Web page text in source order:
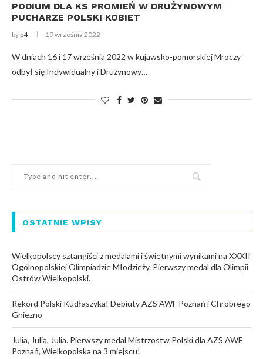
PODIUM DLA KS PROMIEŃ W DRUŻYNOWYM
PUCHARZE POLSKI KOBIET
byp4 19 września 2022
W dniach 16 i 17 września 2022 w kujawsko-pomorskiej Mroczy
odbył się Indywidualny i Drużynowy…
OSTATNIE WPISY
Wielkopolscy sztangiści z medalami i świetnymi wynikami na XXXII
Ogólnopolskiej Olimpiadzie Młodzieży. Pierwszy medal dla Olimpii
Ostrów Wielkopolski.
Rekord Polski Kudłaszyka! Debiuty AZS AWF Poznań i Chrobrego
Gniezno
Julia, Julia, Julia. Pierwszy medal Mistrzostw Polski dla AZS AWF
Poznań, Wielkopolska na 3 miejscu!